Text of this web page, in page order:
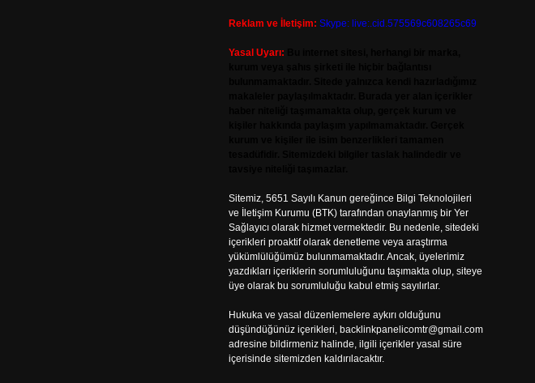
Reklam ve İletişim: Skype: live:.cid.575569c608265c69
Yasal Uyarı:
Sitemiz, 5651 Sayılı Kanun gereğince Bilgi Teknolojileri
ve İletişim Kurumu (BTK) tarafından onaylanmış bir Yer
Sağlayıcı olarak hizmet vermektedir. Bu nedenle, sitedeki
içerikleri proaktif olarak denetleme veya araştırma
yükümlülüğümüz bulunmamaktadır. Ancak, üyelerimiz
yazdıkları içeriklerin sorumluluğunu taşımakta olup, siteye
üye olarak bu sorumluluğu kabul etmiş sayılırlar.
Hukuka ve yasal düzenlemelere aykırı olduğunu
düşündüğünüz içerikleri, backlinkpanelicomtr@gmail.com
adresine bildirmeniz halinde, ilgili içerikler yasal süre
içerisinde sitemizden kaldırılacaktır.